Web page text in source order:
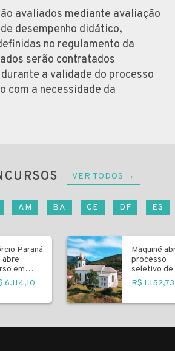
avaliados mediante avaliação
desempenho didático,
no regulamento da
serão contratados
a validade do processo
com a necessidade da
VER TODOS →
AM BA CE DF ES
Paraná
abre
em
6.114,10
Maquiné
processo
seletivo de
R$ 1.152,73